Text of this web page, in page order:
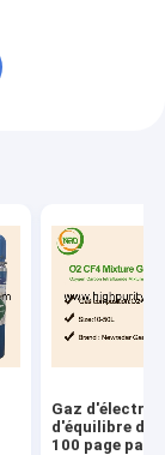
Gaz
d'équilibre du
100 page par